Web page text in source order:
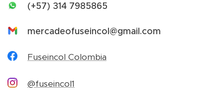
(+57) 314 7985865
mercadeofuseincol@gmail.com
Fuseincol Colombia
@fuseincol1